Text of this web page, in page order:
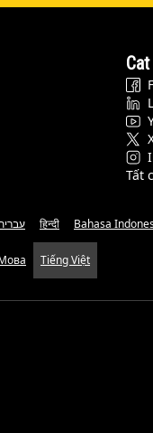
Tất
हिन्दी Bahasa
Tiếng Việt